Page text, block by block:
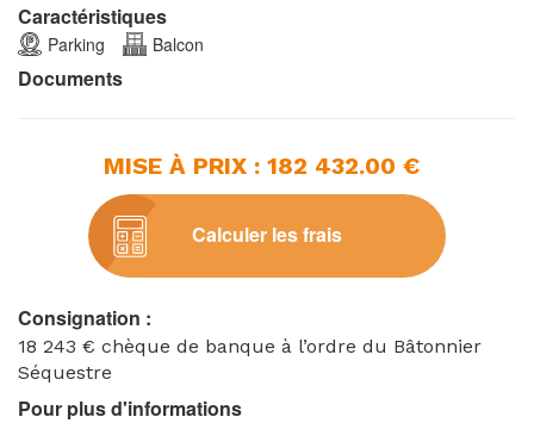
Caractéristiques
Parking Balcon
Documents
MISE À PRIX : 182 432.00 €
Calculer les frais
Consignation :
18 243 € chèque de banque à l’ordre du Bâtonnier
Séquestre
Pour plus d'informations